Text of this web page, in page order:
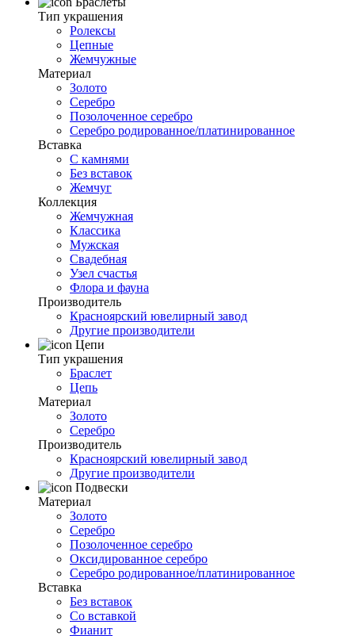
Тип украшения
Ролексы
Цепные
Жемчужные
Материал
Золото
Серебро
Позолоченное серебро
Серебро родированное/платинированное
Вставка
С камнями
Без вставок
Жемчуг
Коллекция
Жемчужная
Классика
Мужская
Свадебная
Узел счастья
Флора и фауна
Производитель
Красноярский ювелирный завод
Другие производители
Цепи
Тип украшения
Браслет
Цепь
Материал
Золото
Серебро
Производитель
Красноярский ювелирный завод
Другие производители
Подвески
Материал
Золото
Серебро
Позолоченное серебро
Оксидированное серебро
Серебро родированное/платинированное
Вставка
Без вставок
Со вставкой
Фианит